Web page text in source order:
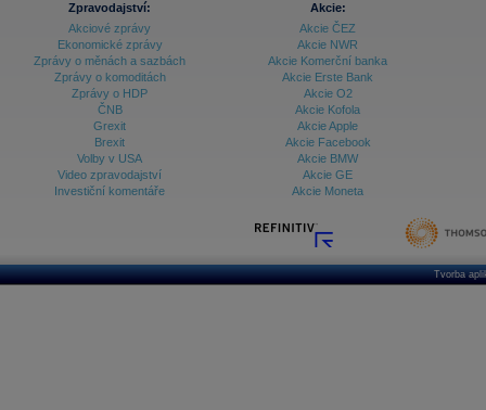
Zpravodajství:
Akciové zprávy
Ekonomické zprávy
Zprávy o měnách a sazbách
Zprávy o komoditách
Zprávy o HDP
ČNB
Grexit
Brexit
Volby v USA
Video zpravodajství
Investiční komentáře
Akcie:
Akcie ČEZ
Akcie NWR
Akcie Komerční banka
Akcie Erste Bank
Akcie O2
Akcie Kofola
Akcie Apple
Akcie Facebook
Akcie BMW
Akcie GE
Akcie Moneta
Tvorba